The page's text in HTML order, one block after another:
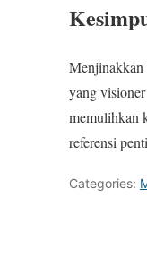
Menjinakkan
yang
memulihkan
referensi
Categories: